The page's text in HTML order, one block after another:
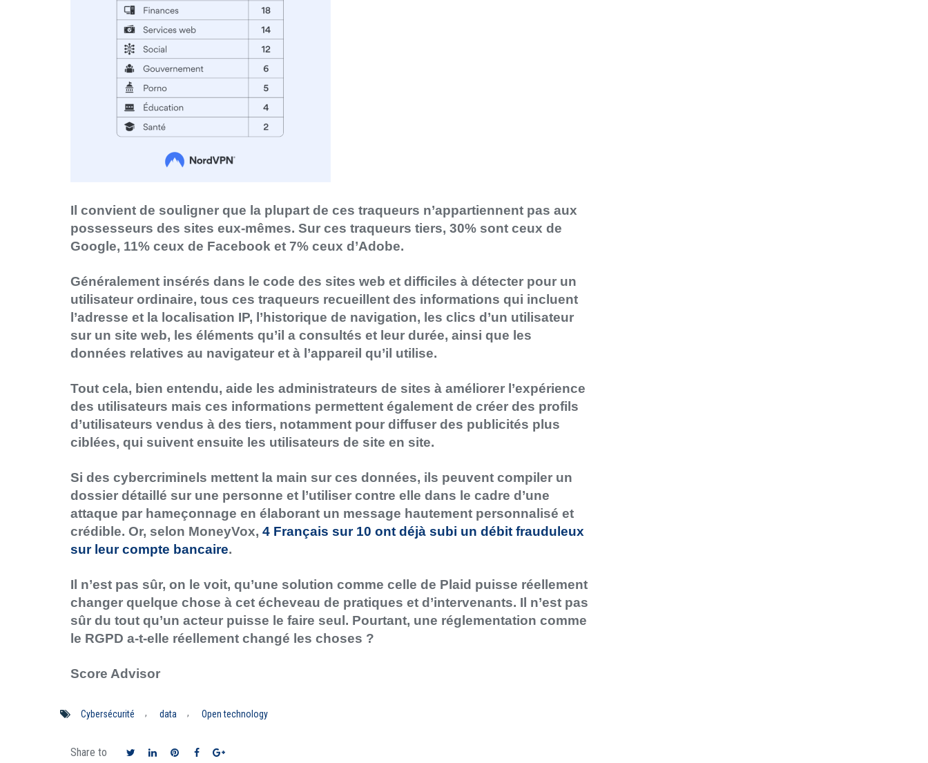
Il convient de souligner que la plupart de ces traqueurs n’appartiennent pas aux
possesseurs des sites eux-mêmes. Sur ces traqueurs tiers, 30% sont ceux de
Google, 11% ceux de Facebook et 7% ceux d’Adobe.
Généralement insérés dans le code des sites web et difficiles à détecter pour un
utilisateur ordinaire, tous ces traqueurs recueillent des informations qui incluent
l’adresse et la localisation IP, l’historique de navigation, les clics d’un utilisateur
sur un site web, les éléments qu’il a consultés et leur durée, ainsi que les
données relatives au navigateur et à l’appareil qu’il utilise.
Tout cela, bien entendu, aide les administrateurs de sites à améliorer l’expérience
des utilisateurs mais ces informations permettent également de créer des profils
d’utilisateurs vendus à des tiers, notamment pour diffuser des publicités plus
ciblées, qui suivent ensuite les utilisateurs de site en site.
Si des cybercriminels mettent la main sur ces données, ils peuvent compiler un
dossier détaillé sur une personne et l’utiliser contre elle dans le cadre d’une
attaque par hameçonnage en élaborant un message hautement personnalisé et
crédible. Or, selon MoneyVox, 4 Français sur 10 ont déjà subi un débit frauduleux
sur leur compte bancaire.
Il n’est pas sûr, on le voit, qu’une solution comme celle de Plaid puisse réellement
changer quelque chose à cet écheveau de pratiques et d’intervenants. Il n’est pas
sûr du tout qu’un acteur puisse le faire seul. Pourtant, une réglementation comme
le RGPD a-t-elle réellement changé les choses ?
Score Advisor
Cybersécurité , data , Open technology
Share to